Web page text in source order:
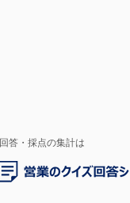
回答・採点の集計は